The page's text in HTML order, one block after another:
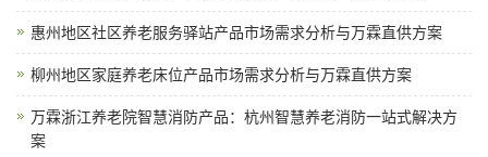
惠州地区社区养老服务驿站产品市场需求分析与万霖直供方案
柳州地区家庭养老床位产品市场需求分析与万霖直供方案
万霖浙江养老院智慧消防产品：杭州智慧养老消防一站式解决方
案